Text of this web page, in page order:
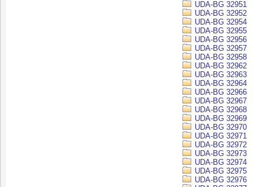
UDA-BG 32951
UDA-BG 32952
UDA-BG 32954
UDA-BG 32955
UDA-BG 32956
UDA-BG 32957
UDA-BG 32958
UDA-BG 32962
UDA-BG 32963
UDA-BG 32964
UDA-BG 32966
UDA-BG 32967
UDA-BG 32968
UDA-BG 32969
UDA-BG 32970
UDA-BG 32971
UDA-BG 32972
UDA-BG 32973
UDA-BG 32974
UDA-BG 32975
UDA-BG 32976